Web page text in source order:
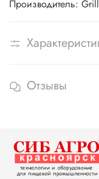
Производитель:
Отзывы